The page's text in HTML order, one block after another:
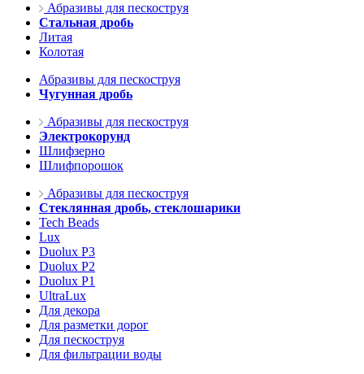
Абразивы для пескоструя
Стальная дробь
Литая
Колотая
Абразивы для пескоструя
Чугунная дробь
Абразивы для пескоструя
Электрокорунд
Шлифзерно
Шлифпорошок
Абразивы для пескоструя
Стеклянная дробь, стеклошарики
Tech Beads
Lux
Duolux P3
Duolux P2
Duolux P1
UltraLux
Для декора
Для разметки дорог
Для пескоструя
Для фильтрации воды